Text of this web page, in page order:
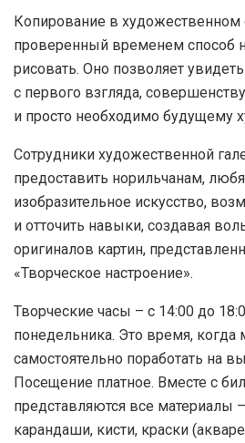
Копирование в художественном
проверенный временем способ
рисовать. Оно позволяет
с первого взгляда,
и просто необходимо будущему
Сотрудники художественной
предоставить норильчанам,
изобразительное искусство,
и отточить навыки, создавая
оригиналов картин,
«Творческое настроение».
Творческие часы – с 14:00 до
понедельника. Это время, когда
самостоятельно поработать на
Посещение платное. Вместе с
представляются все материалы
карандаши, кисти, краски